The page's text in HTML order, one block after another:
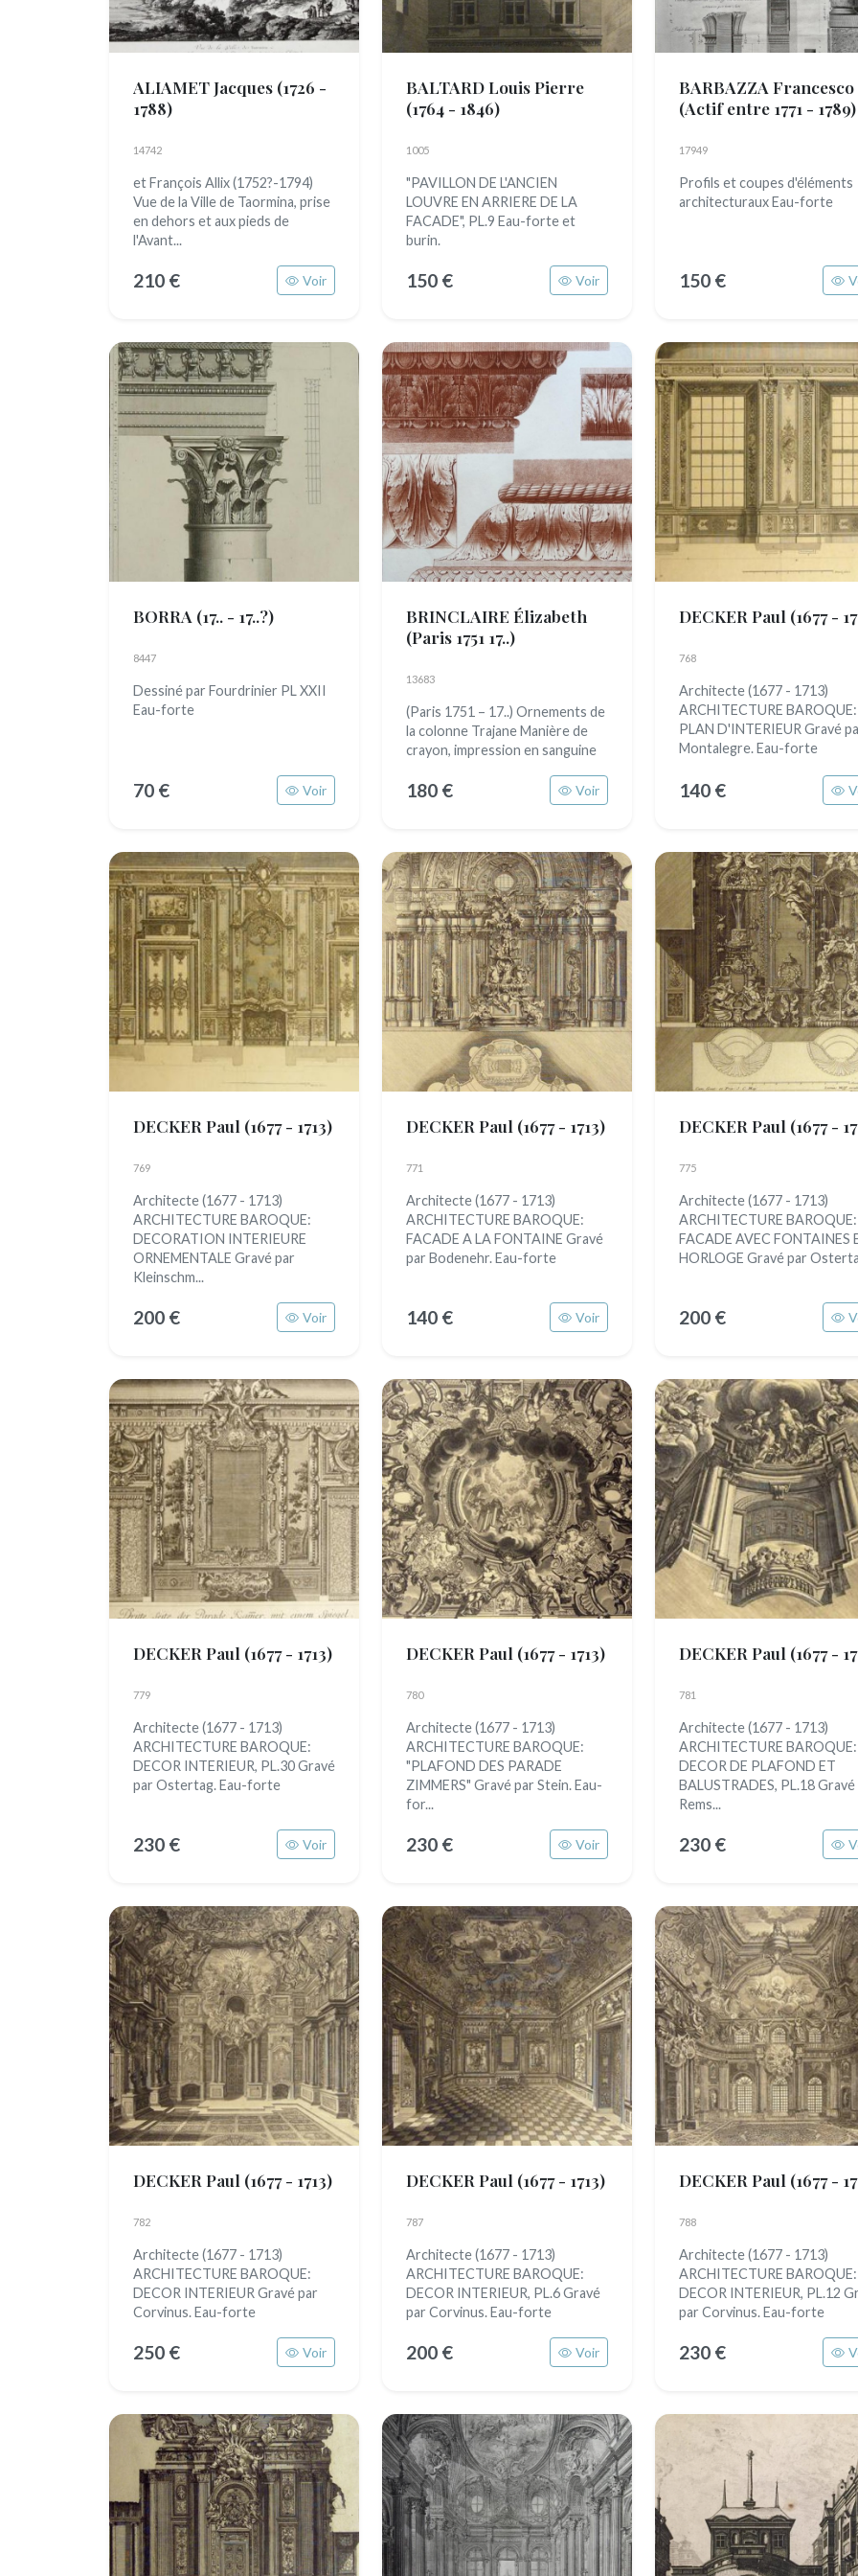
ALIAMET Jacques (1726 -
1788)
14742
et François Allix (1752?-1794)
Vue de la Ville de Taormina, prise
en dehors et aux pieds de
l'Avant...
210 € Voir
BALTARD Louis Pierre
(1764 - 1846)
1005
"PAVILLON DE L'ANCIEN
LOUVRE EN ARRIERE DE LA
FACADE", PL.9 Eau-forte et
burin.
150 € Voir
BARBAZZA Francesco
(Actif entre 1771 - 1789)
17949
Profils et coupes d'éléments
architecturaux Eau-forte
150 €
BORRA (17.. - 17..?)
8447
Dessiné par Fourdrinier PL XXII
Eau-forte
70 € Voir
BRINCLAIRE Élizabeth
(Paris 1751 17..)
13683
(Paris 1751 – 17..) Ornements de
la colonne Trajane Manière de
crayon, impression en sanguine
180 € Voir
DECKER Paul (1677 -
768
Architecte (1677 - 1713)
ARCHITECTURE BAROQUE:
PLAN D'INTERIEUR Gravé
Montalegre. Eau-forte
140 €
DECKER Paul (1677 - 1713)
769
Architecte (1677 - 1713)
ARCHITECTURE BAROQUE:
DECORATION INTERIEURE
ORNEMENTALE Gravé par
Kleinschm...
200 € Voir
DECKER Paul (1677 - 1713)
771
Architecte (1677 - 1713)
ARCHITECTURE BAROQUE:
FACADE A LA FONTAINE Gravé
par Bodenehr. Eau-forte
140 € Voir
DECKER Paul (1677 -
775
Architecte (1677 - 1713)
ARCHITECTURE BAROQUE:
FACADE AVEC FONTAINES
HORLOGE Gravé par
200 €
DECKER Paul (1677 - 1713)
779
Architecte (1677 - 1713)
ARCHITECTURE BAROQUE:
DECOR INTERIEUR, PL.30 Gravé
par Ostertag. Eau-forte
230 € Voir
DECKER Paul (1677 - 1713)
780
Architecte (1677 - 1713)
ARCHITECTURE BAROQUE:
"PLAFOND DES PARADE
ZIMMERS" Gravé par Stein. Eau-
for...
230 € Voir
DECKER Paul (1677 -
781
Architecte (1677 - 1713)
ARCHITECTURE BAROQUE:
DECOR DE PLAFOND ET
BALUSTRADES, PL.18 Gravé
Rems...
230 €
DECKER Paul (1677 - 1713)
782
Architecte (1677 - 1713)
ARCHITECTURE BAROQUE:
DECOR INTERIEUR Gravé par
Corvinus. Eau-forte
250 € Voir
DECKER Paul (1677 - 1713)
787
Architecte (1677 - 1713)
ARCHITECTURE BAROQUE:
DECOR INTERIEUR, PL.6 Gravé
par Corvinus. Eau-forte
200 € Voir
DECKER Paul (1677 -
788
Architecte (1677 - 1713)
ARCHITECTURE BAROQUE:
DECOR INTERIEUR, PL.12
par Corvinus. Eau-forte
230 €